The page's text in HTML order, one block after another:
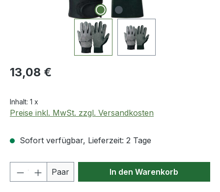
Regulärer Preis:
13,08 €
Inhalt: 1 x
Preise inkl. MwSt. zzgl. Versandkosten
Sofort verfügbar, Lieferzeit: 2 Tage
Produkt Anzahl: Gib den
Paar In den Warenkorb